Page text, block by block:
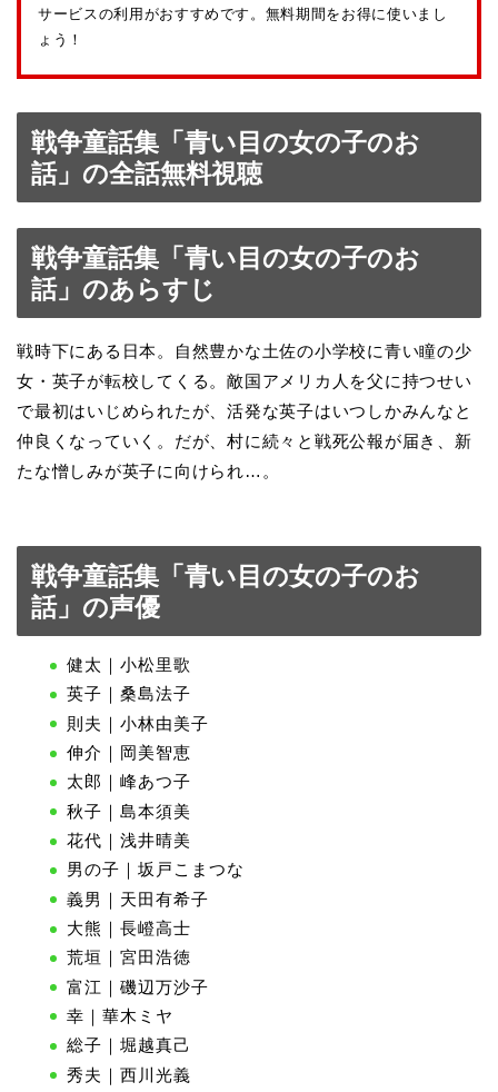
サービスの利用がおすすめです。無料期間をお得に使いまし
ょう！
戦争童話集「青い目の女の子のお
話」の全話無料視聴
戦争童話集「青い目の女の子のお
話」のあらすじ
戦時下にある日本。自然豊かな土佐の小学校に青い瞳の少
女・英子が転校してくる。敵国アメリカ人を父に持つせい
で最初はいじめられたが、活発な英子はいつしかみんなと
仲良くなっていく。だが、村に続々と戦死公報が届き、新
たな憎しみが英子に向けられ…。
戦争童話集「青い目の女の子のお
話」の声優
健太｜小松里歌
英子｜桑島法子
則夫｜小林由美子
伸介｜岡美智恵
太郎｜峰あつ子
秋子｜島本須美
花代｜浅井晴美
男の子｜坂戸こまつな
義男｜天田有希子
大熊｜長嶝高士
荒垣｜宮田浩徳
富江｜磯辺万沙子
幸｜華木ミヤ
総子｜堀越真己
秀夫｜西川光義